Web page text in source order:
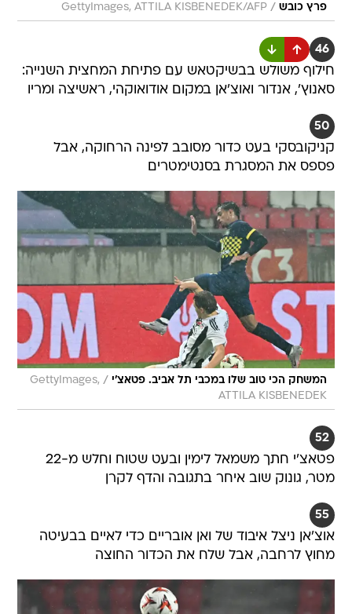
פרץ כובש /
GettyImages, ATTILA KISBENEDEK/AFP
46
חילוף משולש בבשיקטאש עם פתיחת המחצית השנייה:
סאנוץ', אנדור ואוצ'אן במקום אודואוקהי, ראשיצה ומריו
50
קניקובסקי בעט כדור מסובב לפינה הרחוקה, אבל
פספס את המסגרת בסנטימטרים
המשחק הכי טוב שלו במכבי תל אביב. פטאצ'י /
GettyImages,
ATTILA KISBENEDEK
52
פטאצ'י חתך משמאל לימין ובעט שטוח וחלש מ-22
מטר, גונוק שוב איחר בתגובה והדף לקרן
55
אוצ'אן ניצל איבוד של ואן אובריים כדי לאיים בבעיטה
מחוץ לרחבה, אבל שלח את הכדור החוצה